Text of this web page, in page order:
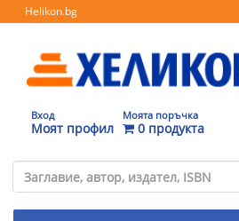
Helikon.bg
Вход
Моят профил
Моята поръчка
0 продукта